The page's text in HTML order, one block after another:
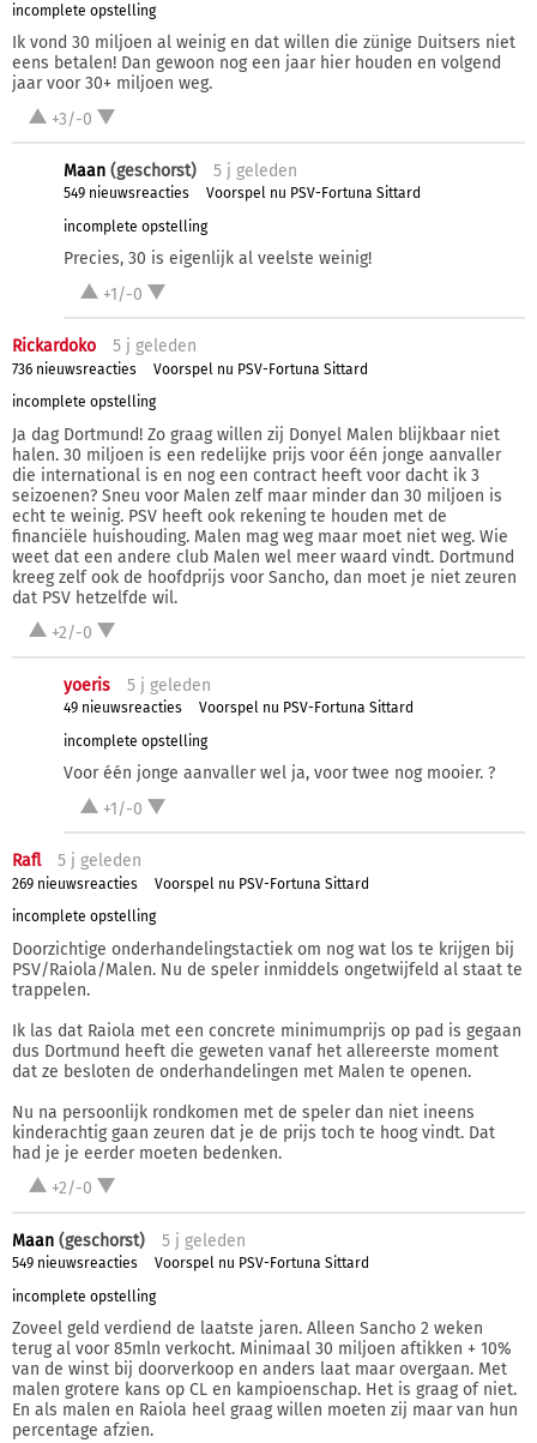
incomplete opstelling
Ik vond 30 miljoen al weinig en dat willen die zünige Duitsers niet
eens betalen! Dan gewoon nog een jaar hier houden en volgend
jaar voor 30+ miljoen weg.
+3/-0
Maan(geschorst) 5 j geleden
549 nieuwsreacties
Voorspel nu PSV-Fortuna Sittard
incomplete opstelling
Precies, 30 is eigenlijk al veelste weinig!
+1/-0
Rickardoko 5 j geleden
736 nieuwsreacties
Voorspel nu PSV-Fortuna Sittard
incomplete opstelling
Ja dag Dortmund! Zo graag willen zij Donyel Malen blijkbaar niet
halen. 30 miljoen is een redelijke prijs voor één jonge aanvaller
die international is en nog een contract heeft voor dacht ik 3
seizoenen? Sneu voor Malen zelf maar minder dan 30 miljoen is
echt te weinig. PSV heeft ook rekening te houden met de
financiële huishouding. Malen mag weg maar moet niet weg. Wie
weet dat een andere club Malen wel meer waard vindt. Dortmund
kreeg zelf ook de hoofdprijs voor Sancho, dan moet je niet zeuren
dat PSV hetzelfde wil.
+2/-0
yoeris 5 j geleden
49 nieuwsreacties
Voorspel nu PSV-Fortuna Sittard
incomplete opstelling
Voor één jonge aanvaller wel ja, voor twee nog mooier. ?
+1/-0
Rafl 5 j geleden
269 nieuwsreacties
Voorspel nu PSV-Fortuna Sittard
incomplete opstelling
Doorzichtige onderhandelingstactiek om nog wat los te krijgen bij
PSV/Raiola/Malen. Nu de speler inmiddels ongetwijfeld al staat te
trappelen.
Ik las dat Raiola met een concrete minimumprijs op pad is gegaan
dus Dortmund heeft die geweten vanaf het allereerste moment
dat ze besloten de onderhandelingen met Malen te openen.
Nu na persoonlijk rondkomen met de speler dan niet ineens
kinderachtig gaan zeuren dat je de prijs toch te hoog vindt. Dat
had je je eerder moeten bedenken.
+2/-0
Maan (geschorst) 5 j geleden
549 nieuwsreacties
Voorspel nu PSV-Fortuna Sittard
incomplete opstelling
Zoveel geld verdiend de laatste jaren. Alleen Sancho 2 weken
terug al voor 85mln verkocht. Minimaal 30 miljoen aftikken + 10%
van de winst bij doorverkoop en anders laat maar overgaan. Met
malen grotere kans op CL en kampioenschap. Het is graag of niet.
En als malen en Raiola heel graag willen moeten zij maar van hun
percentage afzien.